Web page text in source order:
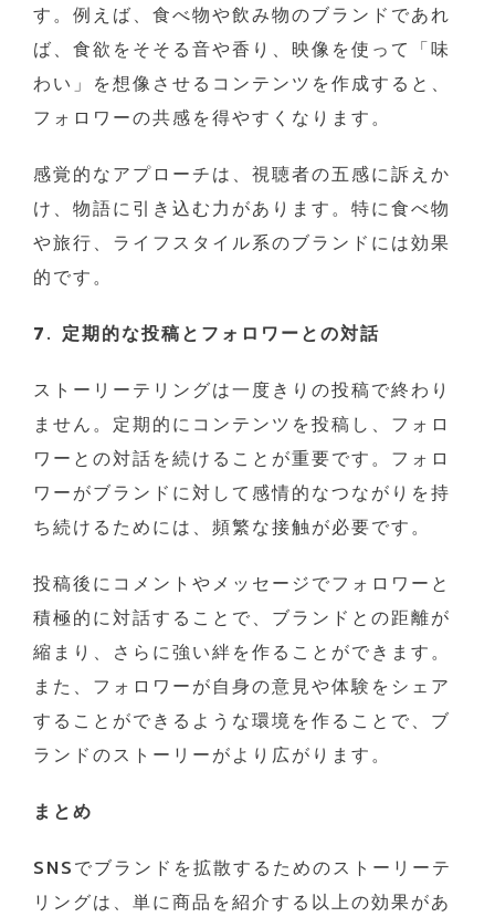
す。例えば、食べ物や飲み物のブランドであれ
ば、食欲をそそる音や香り、映像を使って「味
わい」を想像させるコンテンツを作成すると、
フォロワーの共感を得やすくなります。
感覚的なアプローチは、視聴者の五感に訴えか
け、物語に引き込む力があります。特に食べ物
や旅行、ライフスタイル系のブランドには効果
的です。
7. 定期的な投稿とフォロワーとの対話
ストーリーテリングは一度きりの投稿で終わり
ません。定期的にコンテンツを投稿し、フォロ
ワーとの対話を続けることが重要です。フォロ
ワーがブランドに対して感情的なつながりを持
ち続けるためには、頻繁な接触が必要です。
投稿後にコメントやメッセージでフォロワーと
積極的に対話することで、ブランドとの距離が
縮まり、さらに強い絆を作ることができます。
また、フォロワーが自身の意見や体験をシェア
することができるような環境を作ることで、ブ
ランドのストーリーがより広がります。
まとめ
SNSでブランドを拡散するためのストーリーテ
リングは、単に商品を紹介する以上の効果があ